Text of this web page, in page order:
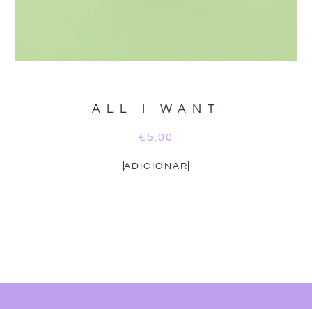
ALL I WANT
€ 5.00
ADICIONAR